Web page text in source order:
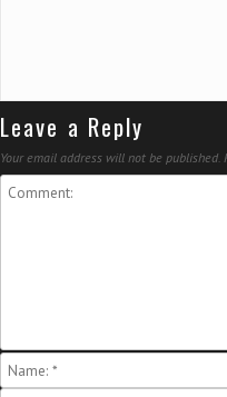
Leave a Reply
Your email address will not be published.